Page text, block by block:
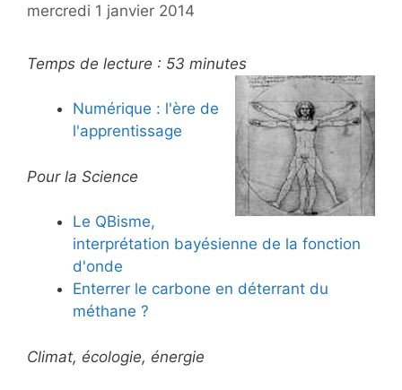
mercredi 1 janvier 2014
Temps de lecture : 53 minutes
Numérique : l'ère de
l'apprentissage
Pour la Science
Le QBisme,
interprétation bayésienne de la fonction
d'onde
Enterrer le carbone en déterrant du
méthane ?
Climat, écologie, énergie